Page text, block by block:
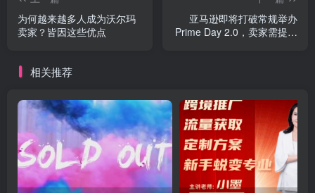
为何越来越多人成为沃尔玛
卖家？皆因这些优点
亚马逊即将打破常规举办
Prime Day 2.0，卖家需提前
相关推荐